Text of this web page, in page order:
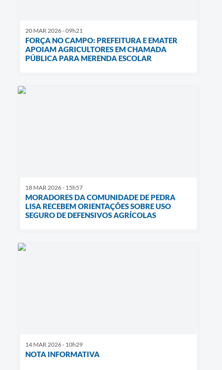
20 MAR 2026 - 09h21
FORÇA NO CAMPO: PREFEITURA E EMATER
APOIAM AGRICULTORES EM CHAMADA
PÚBLICA PARA MERENDA ESCOLAR
18 MAR 2026 - 15h57
MORADORES DA COMUNIDADE DE PEDRA
LISA RECEBEM ORIENTAÇÕES SOBRE USO
SEGURO DE DEFENSIVOS AGRÍCOLAS
14 MAR 2026 - 10h29
NOTA INFORMATIVA